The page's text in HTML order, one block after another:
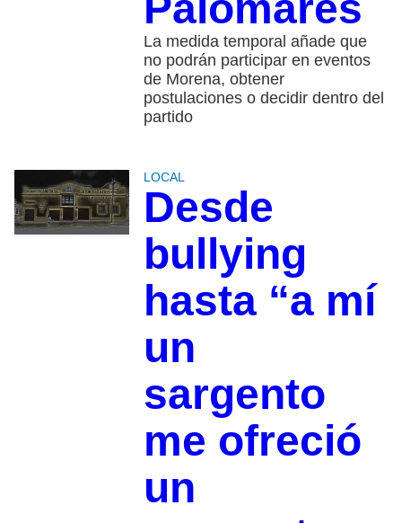
La medida temporal añade que
no podrán participar en eventos
de Morena, obtener
postulaciones o decidir dentro del
partido
LOCAL
Desde
bullying
hasta “a mí
un
sargento
me ofreció
un